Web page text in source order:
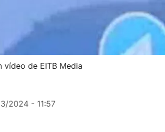
de EITB Media
2024 - 11:57